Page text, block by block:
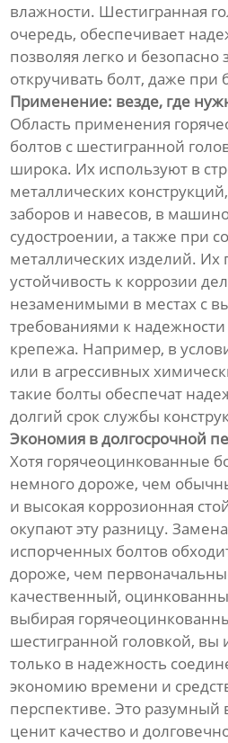
влажности. Шестигранная
очередь, обеспечивает
позволяя легко и безопасно
откручивать болт, даже при
Применение: везде, где
Область применения
болтов с шестигранной
широка. Их используют в
металлических
заборов и навесов, в
судостроении, а также при
металлических изделий. Их
устойчивость к коррозии
незаменимыми в местах с
требованиями к
крепежа. Например, в
или в агрессивных
такие болты обеспечат
долгий срок службы
Экономия в долгосрочной
Хотя горячеоцинкованные
немного дороже, чем
и высокая коррозионная
окупают эту разницу.
испорченных болтов
дороже, чем
качественный,
выбирая
шестигранной головкой, вы
только в надежность
экономию времени и
перспективе. Это разумный
ценит качество и